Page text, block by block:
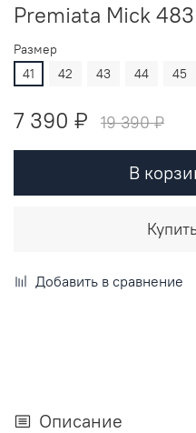
Premiata Mick
Размер
41
42 43 44 45
7 390 ₽ 19 390 ₽
В
Добавить в сравнение
Описание